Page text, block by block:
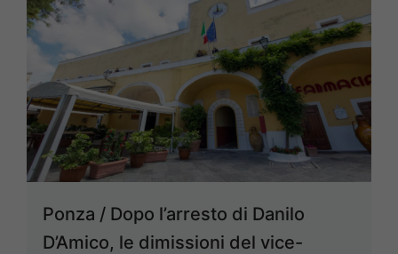
Ponza / Dopo l’arresto di Danilo
D’Amico, le dimissioni del vice-